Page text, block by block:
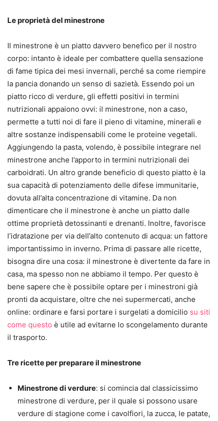
Le proprietà del minestrone
Il minestrone è un piatto davvero benefico per il nostro
corpo: intanto è ideale per combattere quella sensazione
di fame tipica dei mesi invernali, perché sa come riempire
la pancia donando un senso di sazietà. Essendo poi un
piatto ricco di verdure, gli effetti positivi in termini
nutrizionali appaiono ovvi: il minestrone, non a caso,
permette a tutti noi di fare il pieno di vitamine, minerali e
altre sostanze indispensabili come le proteine vegetali.
Aggiungendo la pasta, volendo, è possibile integrare nel
minestrone anche l’apporto in termini nutrizionali dei
carboidrati. Un altro grande beneficio di questo piatto è la
sua capacità di potenziamento delle difese immunitarie,
dovuta all’alta concentrazione di vitamine. Da non
dimenticare che il minestrone è anche un piatto dalle
ottime proprietà detossinanti e drenanti. Inoltre, favorisce
l’idratazione per via dell’alto contenuto di acqua: un fattore
importantissimo in inverno. Prima di passare alle ricette,
bisogna dire una cosa: il minestrone è divertente da fare in
casa, ma spesso non ne abbiamo il tempo. Per questo è
bene sapere che è possibile optare per i minestroni già
pronti da acquistare, oltre che nei supermercati, anche
online: ordinare e farsi portare i surgelati a domicilio su siti
come questo è utile ad evitarne lo scongelamento durante
il trasporto.
Tre ricette per preparare il minestrone
Minestrone di verdure: si comincia dal classicissimo
minestrone di verdure, per il quale si possono usare
verdure di stagione come i cavolfiori, la zucca, le patate,